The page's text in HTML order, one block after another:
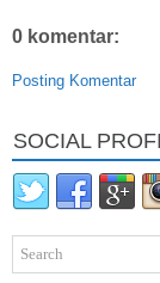
0 komentar:
Posting Komentar
SOCIAL